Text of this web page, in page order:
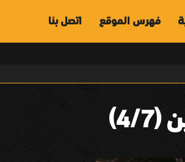
فهرس الموقع اتصل بنا
7)